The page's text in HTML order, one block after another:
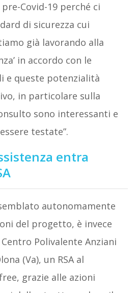
Covid-19 perché ci
di sicurezza cui
già lavorando alla
in accordo con le
e queste potenzialità
in particolare sulla
sono interessanti e
testate”.
entra
autonomamente
del progetto, è invece
Polivalente Anziani
(Va), un RSA al
grazie alle azioni